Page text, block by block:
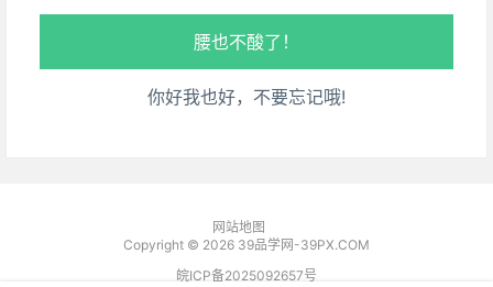
腰也不酸了！
工作也轻松了！
你好我也好，不要忘记哦!
网站地图
Copyright © 2026 39品学网-39PX.COM
皖ICP备2025092657号